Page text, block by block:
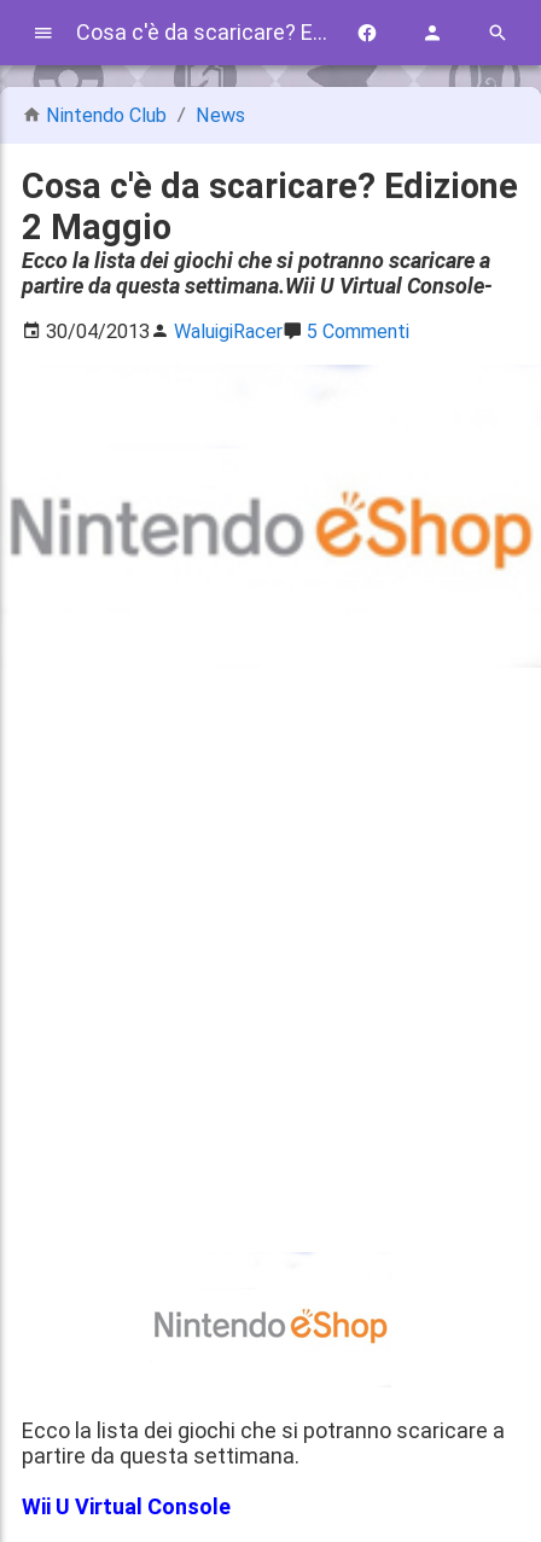
Cosa c'è da scaricare? Edizione 2 Maggio
Nintendo Club News
Cosa c'è da scaricare? Edizione
2 Maggio
Ecco la lista dei giochi che si potranno scaricare a
partire da questa settimana.Wii U Virtual Console-
30/04/2013 WaluigiRacer 5 Commenti
Ecco la lista dei giochi che si potranno scaricare a
partire da questa settimana.
Wii U Virtual Console